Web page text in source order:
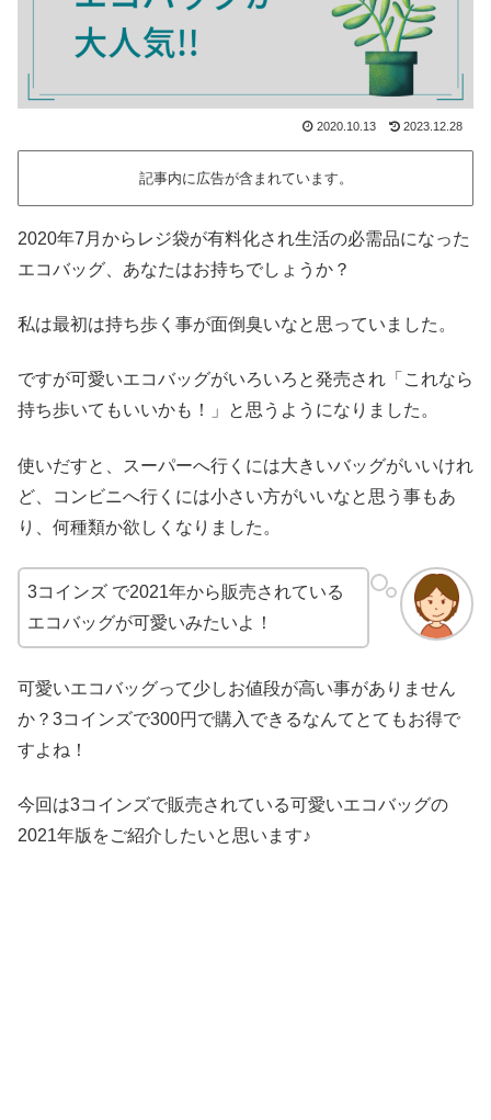
2020.10.13 2023.12.28
記事内に広告が含まれています。
2020年7月からレジ袋が有料化され生活の必需品になった
エコバッグ、あなたはお持ちでしょうか？
私は最初は持ち歩く事が面倒臭いなと思っていました。
ですが可愛いエコバッグがいろいろと発売され「これなら
持ち歩いてもいいかも！」と思うようになりました。
使いだすと、スーパーへ行くには大きいバッグがいいけれ
ど、コンビニへ行くには小さい方がいいなと思う事もあ
り、何種類か欲しくなりました。
3コインズ で2021年から販売されている
エコバッグが可愛いみたいよ！
可愛いエコバッグって少しお値段が高い事がありません
か？3コインズで300円で購入できるなんてとてもお得で
すよね！
今回は3コインズで販売されている可愛いエコバッグの
2021年版をご紹介したいと思います♪